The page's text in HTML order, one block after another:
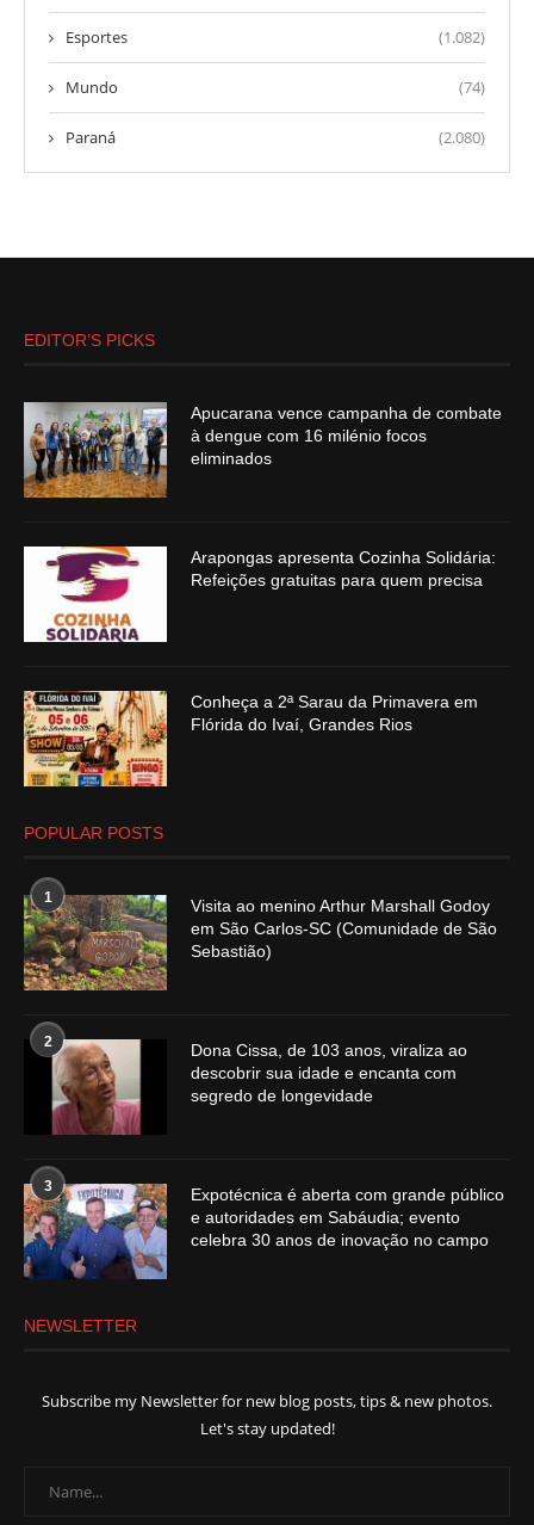
Esportes (1.082)
Mundo (74)
Paraná (2.080)
EDITOR’S PICKS
Apucarana vence campanha de combate
à dengue com 16 milénio focos
eliminados
Arapongas apresenta Cozinha Solidária:
Refeições gratuitas para quem precisa
Conheça a 2ª Sarau da Primavera em
Flórida do Ivaí, Grandes Rios
POPULAR POSTS
1
Visita ao menino Arthur Marshall Godoy
em São Carlos-SC (Comunidade de São
Sebastião)
2
Dona Cissa, de 103 anos, viraliza ao
descobrir sua idade e encanta com
segredo de longevidade
3
Expotécnica é aberta com grande público
e autoridades em Sabáudia; evento
celebra 30 anos de inovação no campo
NEWSLETTER
Subscribe my Newsletter for new blog posts, tips & new photos.
Let's stay updated!